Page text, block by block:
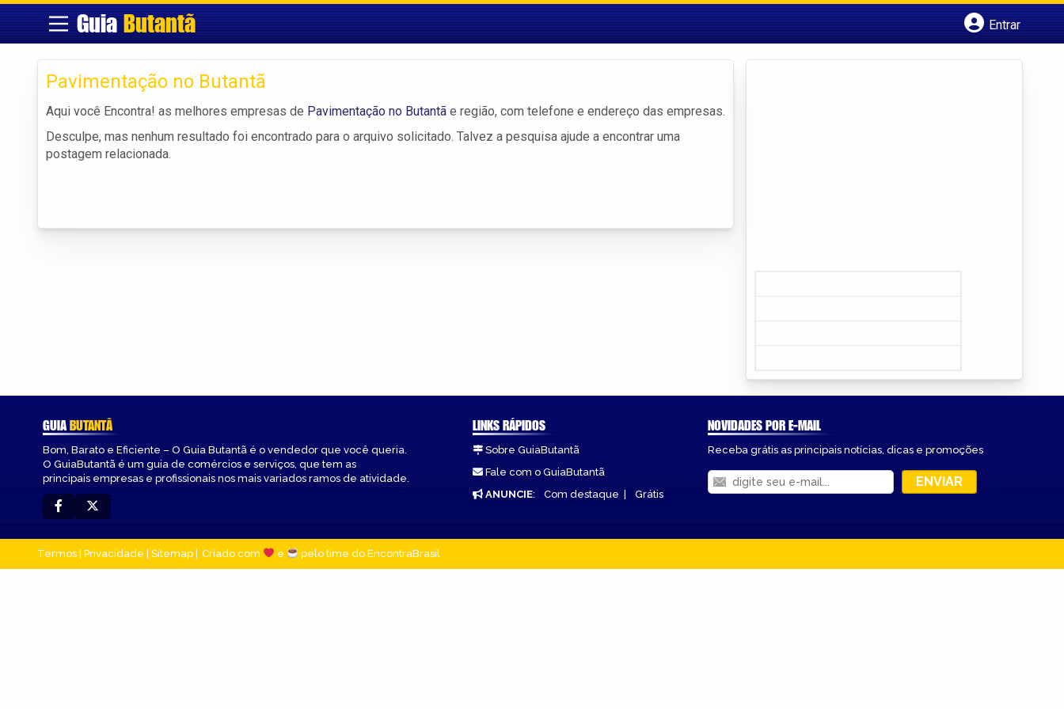
GuiaButantã
Entrar
Pavimentação no Butantã
Aqui você Encontra! as melhores empresas de Pavimentação no Butantã e região, com telefone e endereço das empresas.
Desculpe, mas nenhum resultado foi encontrado para o arquivo solicitado. Talvez a pesquisa ajude a encontrar uma
postagem relacionada.
GUIABUTANTÃ
Bom, Barato e Eficiente – O Guia Butantã é o vendedor que você queria.
O GuiaButantã é um guia de comércios e serviços, que tem as
principais empresas e profissionais nos mais variados ramos de atividade.
LINKS RÁPIDOS
Sobre GuiaButantã
Fale com o GuiaButantã
ANUNCIE: Com destaque| Grátis
NOVIDADES POR E-MAIL
Receba grátis as principais notícias, dicas e promoções
Termos | Privacidade | Sitemap Criado com e pelo time do EncontraBrasil